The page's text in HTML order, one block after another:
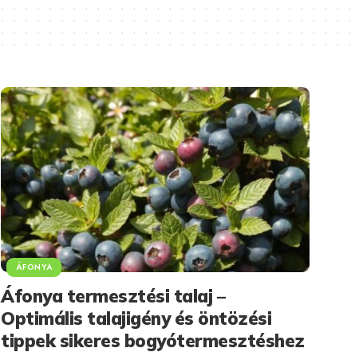
ÁFONYA
Áfonya termesztési talaj –
Optimális talajigény és öntözési
tippek sikeres bogyótermesztéshez